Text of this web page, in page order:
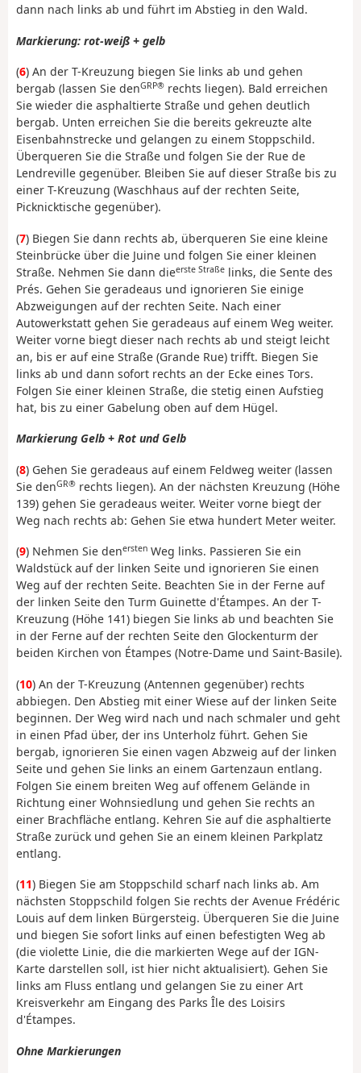
dann nach links ab und führt im Abstieg in den Wald.
Markierung: rot-weiß + gelb
(6) An der T-Kreuzung biegen Sie links ab und gehen
bergab (lassen Sie denGRP® rechts liegen). Bald erreichen
Sie wieder die asphaltierte Straße und gehen deutlich
bergab. Unten erreichen Sie die bereits gekreuzte alte
Eisenbahnstrecke und gelangen zu einem Stoppschild.
Überqueren Sie die Straße und folgen Sie der Rue de
Lendreville gegenüber. Bleiben Sie auf dieser Straße bis zu
einer T-Kreuzung (Waschhaus auf der rechten Seite,
Picknicktische gegenüber).
(7) Biegen Sie dann rechts ab, überqueren Sie eine kleine
Steinbrücke über die Juine und folgen Sie einer kleinen
Straße. Nehmen Sie dann dieerste Straße links, die Sente des
Prés. Gehen Sie geradeaus und ignorieren Sie einige
Abzweigungen auf der rechten Seite. Nach einer
Autowerkstatt gehen Sie geradeaus auf einem Weg weiter.
Weiter vorne biegt dieser nach rechts ab und steigt leicht
an, bis er auf eine Straße (Grande Rue) trifft. Biegen Sie
links ab und dann sofort rechts an der Ecke eines Tors.
Folgen Sie einer kleinen Straße, die stetig einen Aufstieg
hat, bis zu einer Gabelung oben auf dem Hügel.
Markierung Gelb + Rot und Gelb
(8) Gehen Sie geradeaus auf einem Feldweg weiter (lassen
Sie denGR® rechts liegen). An der nächsten Kreuzung (Höhe
139) gehen Sie geradeaus weiter. Weiter vorne biegt der
Weg nach rechts ab: Gehen Sie etwa hundert Meter weiter.
(9) Nehmen Sie denersten Weg links. Passieren Sie ein
Waldstück auf der linken Seite und ignorieren Sie einen
Weg auf der rechten Seite. Beachten Sie in der Ferne auf
der linken Seite den Turm Guinette d'Étampes. An der T-
Kreuzung (Höhe 141) biegen Sie links ab und beachten Sie
in der Ferne auf der rechten Seite den Glockenturm der
beiden Kirchen von Étampes (Notre-Dame und Saint-Basile).
(10) An der T-Kreuzung (Antennen gegenüber) rechts
abbiegen. Den Abstieg mit einer Wiese auf der linken Seite
beginnen. Der Weg wird nach und nach schmaler und geht
in einen Pfad über, der ins Unterholz führt. Gehen Sie
bergab, ignorieren Sie einen vagen Abzweig auf der linken
Seite und gehen Sie links an einem Gartenzaun entlang.
Folgen Sie einem breiten Weg auf offenem Gelände in
Richtung einer Wohnsiedlung und gehen Sie rechts an
einer Brachfläche entlang. Kehren Sie auf die asphaltierte
Straße zurück und gehen Sie an einem kleinen Parkplatz
entlang.
(11) Biegen Sie am Stoppschild scharf nach links ab. Am
nächsten Stoppschild folgen Sie rechts der Avenue Frédéric
Louis auf dem linken Bürgersteig. Überqueren Sie die Juine
und biegen Sie sofort links auf einen befestigten Weg ab
(die violette Linie, die die markierten Wege auf der IGN-
Karte darstellen soll, ist hier nicht aktualisiert). Gehen Sie
links am Fluss entlang und gelangen Sie zu einer Art
Kreisverkehr am Eingang des Parks Île des Loisirs
d'Étampes.
Ohne Markierungen